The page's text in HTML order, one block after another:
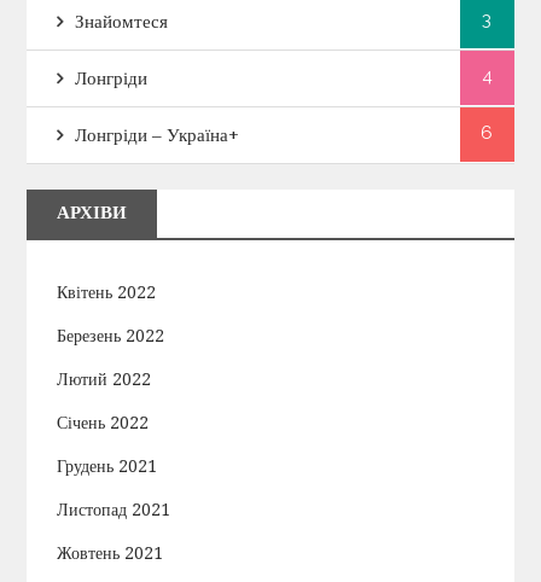
Знайомтеся 3
Лонгріди 4
Лонгріди – Україна+ 6
АРХІВИ
Квітень 2022
Березень 2022
Лютий 2022
Січень 2022
Грудень 2021
Листопад 2021
Жовтень 2021